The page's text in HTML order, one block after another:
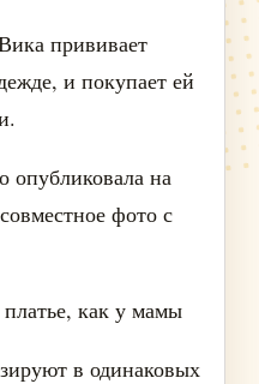
прививает
и покупает ей
опубликовала на
фото с
в одинаковых